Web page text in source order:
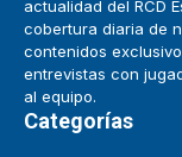
actualidad del RCD
cobertura diaria de
contenidos
entrevistas con
al equipo.
Categorías